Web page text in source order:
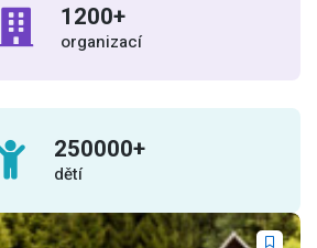
1200+
organizací
250000+
dětí